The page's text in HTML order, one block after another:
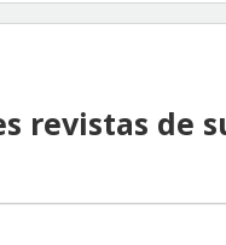
revistas de